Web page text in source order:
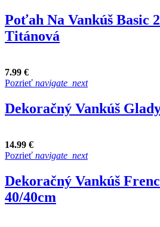
Poťah Na Vankúš Basic
Titánová
7.99 €
Pozrieť navigate_next
Dekoračný Vankúš
14.99 €
Pozrieť navigate_next
Dekoračný Vankúš
40/40cm